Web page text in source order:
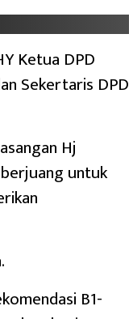
Ketua DPD
Sekertaris DPD
Hj
untuk
B1-